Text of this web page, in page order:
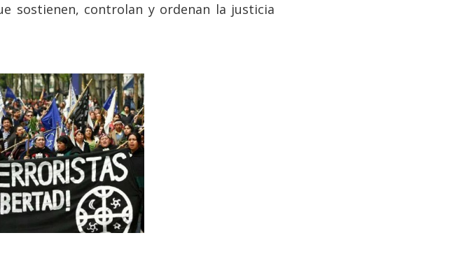
sostienen, controlan y ordenan la justicia